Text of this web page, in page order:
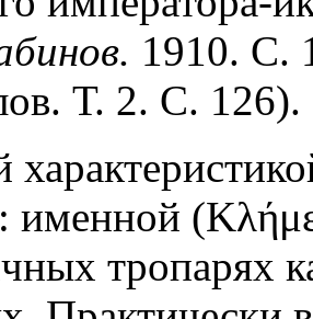
1910. С.
Т. 2. С. 126).
именной
тропарях